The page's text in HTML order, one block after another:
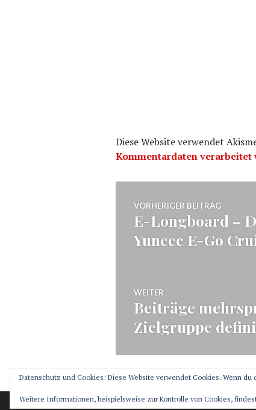
Diese Website verwendet
Kommentardaten verarbeitet
VORHERIGER BEITRAG
Vorheriger
Beitrag:
E-Longboard –
Yuneec E-Go
WEITER
Nächster
Beitrag:
Beiträge
Zielgruppe
Datenschutz und Cookies: Diese Website verwendet Cookies. Wenn
Weitere Informationen, beispielsweise zur Kontrolle von Cookies,